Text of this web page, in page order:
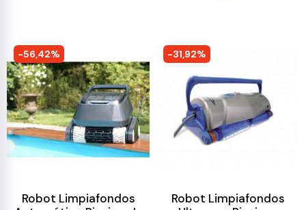
-56,42%
Robot Limpiafondos
-31,92%
Robot Limpiafondos